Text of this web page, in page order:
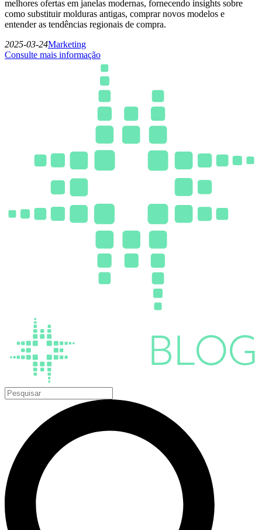
melhores ofertas em janelas modernas, fornecendo insights sobre
como substituir molduras antigas, comprar novos modelos e
entender as tendências regionais de compra.
2025-03-24Marketing
Consulte mais informação